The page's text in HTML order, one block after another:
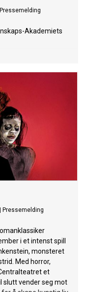
Pressemelding
Akademiets
Pressemelding
i et intenst spill
monsteret
Med horror,
et
slutt vender seg mot